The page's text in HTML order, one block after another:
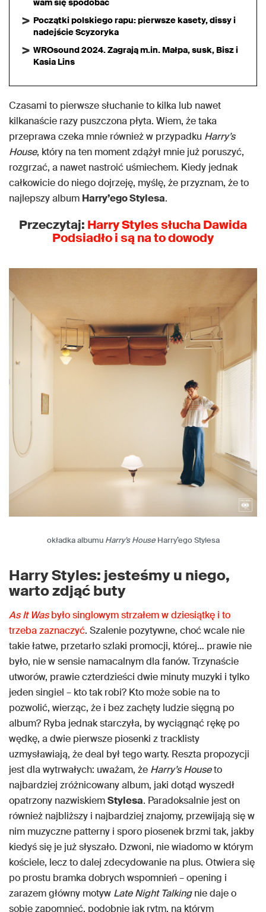
wam się spodobać
Początki polskiego rapu: pierwsze kasety, dissy i
nadejście Scyzoryka
WROsound 2024. Zagrają m.in. Małpa, susk, Bisz i
Kasia Lins
Czasami to pierwsze słuchanie to kilka lub nawet
kilkanaście razy puszczona płyta. Wiem, że taka
przeprawa czeka mnie również w przypadku Harry’s
House, który na ten moment zdążył mnie już poruszyć,
rozgrzać, a nawet nastroić uśmiechem. Kiedy jednak
całkowicie do niego dojrzeję, myślę, że przyznam, że to
najlepszy album Harry’ego Stylesa.
Przeczytaj: Harry Styles słucha Dawida
Podsiadło i są na to dowody
okładka albumu Harry’s HouseHarry’ego Stylesa
Harry Styles: jesteśmy u niego,
warto zdjąć buty
As It Wasbyło singlowym strzałem w dziesiątkę i to
trzeba zaznaczyć. Szalenie pozytywne, choć wcale nie
takie łatwe, przetarło szlaki promocji, której… prawie nie
było, nie w sensie namacalnym dla fanów. Trzynaście
utworów, prawie czterdzieści dwie minuty muzyki i tylko
jeden singiel – kto tak robi? Kto może sobie na to
pozwolić, wierząc, że i bez zachęty ludzie sięgną po
album? Ryba jednak starczyła, by wyciągnąć rękę po
wędkę, a dwie pierwsze piosenki z tracklisty
uzmysławiają, że deal był tego warty. Reszta propozycji
jest dla wytrwałych: uważam, że Harry’s Houseto
najbardziej zróżnicowany album, jaki dotąd wyszedł
opatrzony nazwiskiemStylesa. Paradoksalnie jest on
również najbliższy i najbardziej znajomy, przewijają się w
nim muzyczne patterny i sporo piosenek brzmi tak, jakby
kiedyś się je już słyszało. Dzwoni, nie wiadomo w którym
kościele, lecz to dalej zdecydowanie na plus. Otwiera się
po prostu bramka dobrych wspomnień – opening i
zarazem główny motyw Late Night Talkingnie daje o
sobie zapomnieć, podobnie jak rytm, na którym